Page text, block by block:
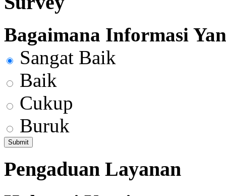
Bagaimana Informasi
Sangat Baik
Baik
Cukup
Buruk
Pengaduan Layanan